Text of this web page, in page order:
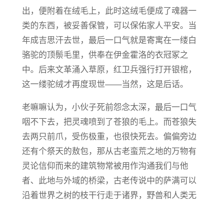
出，便附着在绒毛上，此时这绒毛便成了魂器一
类的东西，被妥善保管，可以保佑家人平安。当
年成吉思汗去世，最后一口气就是寄寓在一缕白
骆驼的顶鬃毛里，供奉在伊金霍洛的衣冠冢之
中。后来文革涌入草原，红卫兵强行打开银棺，
这一缕驼绒才再度现世——当然，这是后话。
老嘛嘛认为，​小伙子死前怨念太深，最后一口气
咽不下去，把灵魂喷到了苍狼的毛上。而苍狼失
去两只前爪，受伤极重，也很快死去。偏偏旁边
还有个祭天的敖包，那从古老蛮荒之地的万物有
灵论信仰而来的建筑物常被用作沟通我们与他
者、此地与外域的桥梁，古老传说中的萨满可以
沿着世界之树的枝干行走于诸界，野兽和人类无